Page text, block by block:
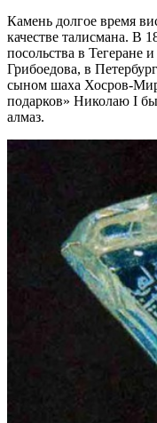
Камень долгое время
качестве талисмана. В
посольства в Тегеране
Грибоедова, в
сыном шаха Хосров-
подарков» Николаю I
алмаз.